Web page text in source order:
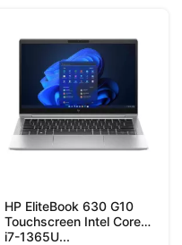
HP EliteBook 630 G10
Touchscreen Intel Core
i7-1365U...